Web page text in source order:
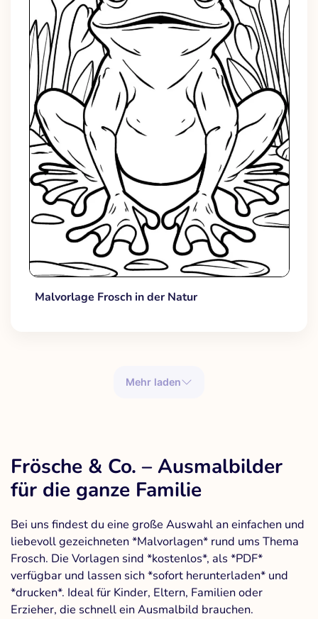
Malvorlage Frosch in der Natur
Mehr laden
Frösche & Co. – Ausmalbilder
für die ganze Familie
Bei uns findest du eine große Auswahl an einfachen und
liebevoll gezeichneten *Malvorlagen* rund ums Thema
Frosch. Die Vorlagen sind *kostenlos*, als *PDF*
verfügbar und lassen sich *sofort herunterladen* und
*drucken*. Ideal für Kinder, Eltern, Familien oder
Erzieher, die schnell ein Ausmalbild brauchen.